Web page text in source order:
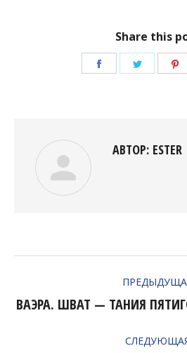
Share this
Поделиться
АВТОР: ESTER
ПО
ВАЭРА. ШВАТ — ТАНИЯ